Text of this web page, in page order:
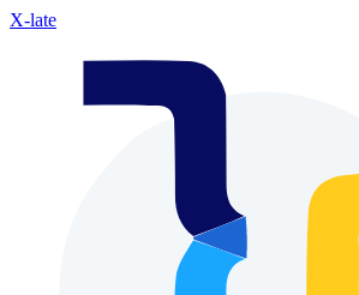
X-late